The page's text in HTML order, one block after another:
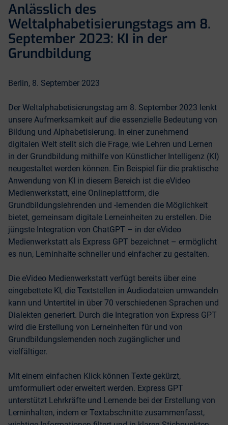
Anlässlich des
Weltalphabetisierungstags am 8.
September 2023: KI in der
Grundbildung
Berlin, 8. September 2023
Der Weltalphabetisierungstag am 8. September 2023 lenkt
unsere Aufmerksamkeit auf die essenzielle Bedeutung von
Bildung und Alphabetisierung. In einer zunehmend
digitalen Welt stellt sich die Frage, wie Lehren und Lernen
in der Grundbildung mithilfe von Künstlicher Intelligenz (KI)
neugestaltet werden können. Ein Beispiel für die praktische
Anwendung von KI in diesem Bereich ist die eVideo
Medienwerkstatt, eine Onlineplattform, die
Grundbildungslehrenden und -lernenden die Möglichkeit
bietet, gemeinsam digitale Lerneinheiten zu erstellen. Die
jüngste Integration von ChatGPT – in der eVideo
Medienwerkstatt als Express GPT bezeichnet – ermöglicht
es nun, Lerninhalte schneller und einfacher zu gestalten.
Die eVideo Medienwerkstatt verfügt bereits über eine
eingebettete KI, die Textstellen in Audiodateien umwandeln
kann und Untertitel in über 70 verschiedenen Sprachen und
Dialekten generiert. Durch die Integration von Express GPT
wird die Erstellung von Lerneinheiten für und von
Grundbildungslernenden noch zugänglicher und
vielfältiger.
Mit einem einfachen Klick können Texte gekürzt,
umformuliert oder erweitert werden. Express GPT
unterstützt Lehrkräfte und Lernende bei der Erstellung von
Lerninhalten, indem er Textabschnitte zusammenfasst,